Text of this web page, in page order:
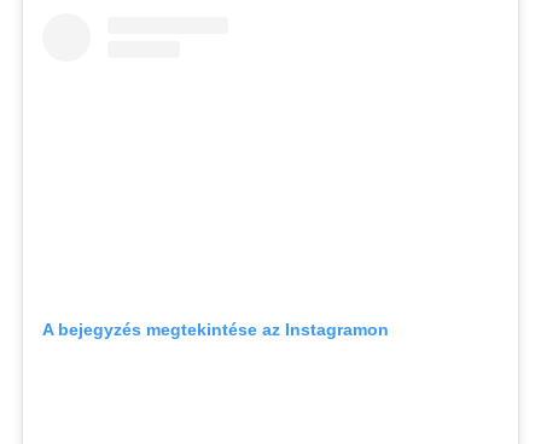
A bejegyzés megtekintése az Instagramon